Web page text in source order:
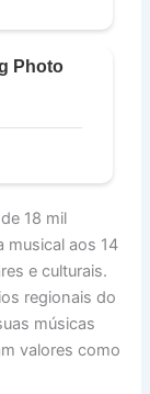
18 mil
musical aos 14
e culturais.
regionais do
músicas
valores como